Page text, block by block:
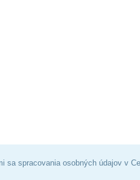
sa spracovania osobných údajov v